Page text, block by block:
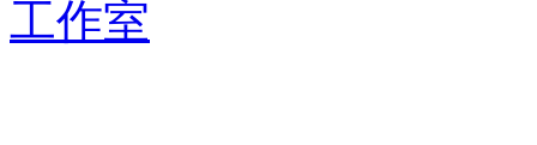
工作室